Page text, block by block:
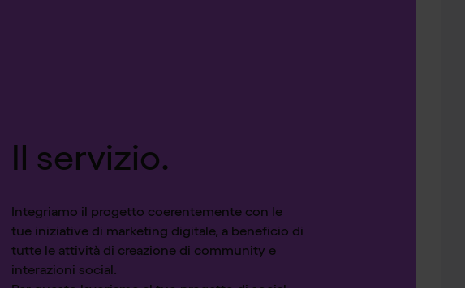
Il servizio.
Integriamo il progetto coerentemente con le
tue iniziative di marketing digitale, a beneficio di
tutte le attività di creazione di community e
interazioni social.